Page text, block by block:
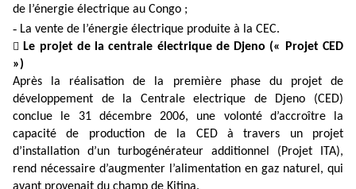
de l’énergie électrique au Congo ;
- La vente de l’énergie électrique produite à la CEC.
 Le projet de la centrale électrique de Djeno (« Projet CED
»)
Après la réalisation de la première phase du projet de
développement de la Centrale electrique de Djeno (CED)
conclue le 31 décembre 2006, une volonté d’accroître la
capacité de production de la CED à travers un projet
d’installation d’un turbogénérateur additionnel (Projet ITA),
rend nécessaire d’augmenter l’alimentation en gaz naturel, qui
avant provenait du champ de Kitina.